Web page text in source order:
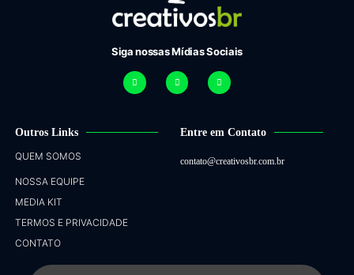
Siga nossas Mídias Sociais
Outros Links
QUEM SOMOS
NOSSA EQUIPE
MEDIA KIT
TERMOS E PRIVACIDADE
CONTATO
Entre em Contato
contato@creativosbr.com.br